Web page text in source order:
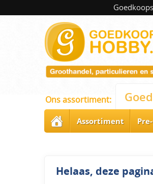
Ons assortiment:
Assortiment
Helaas, deze